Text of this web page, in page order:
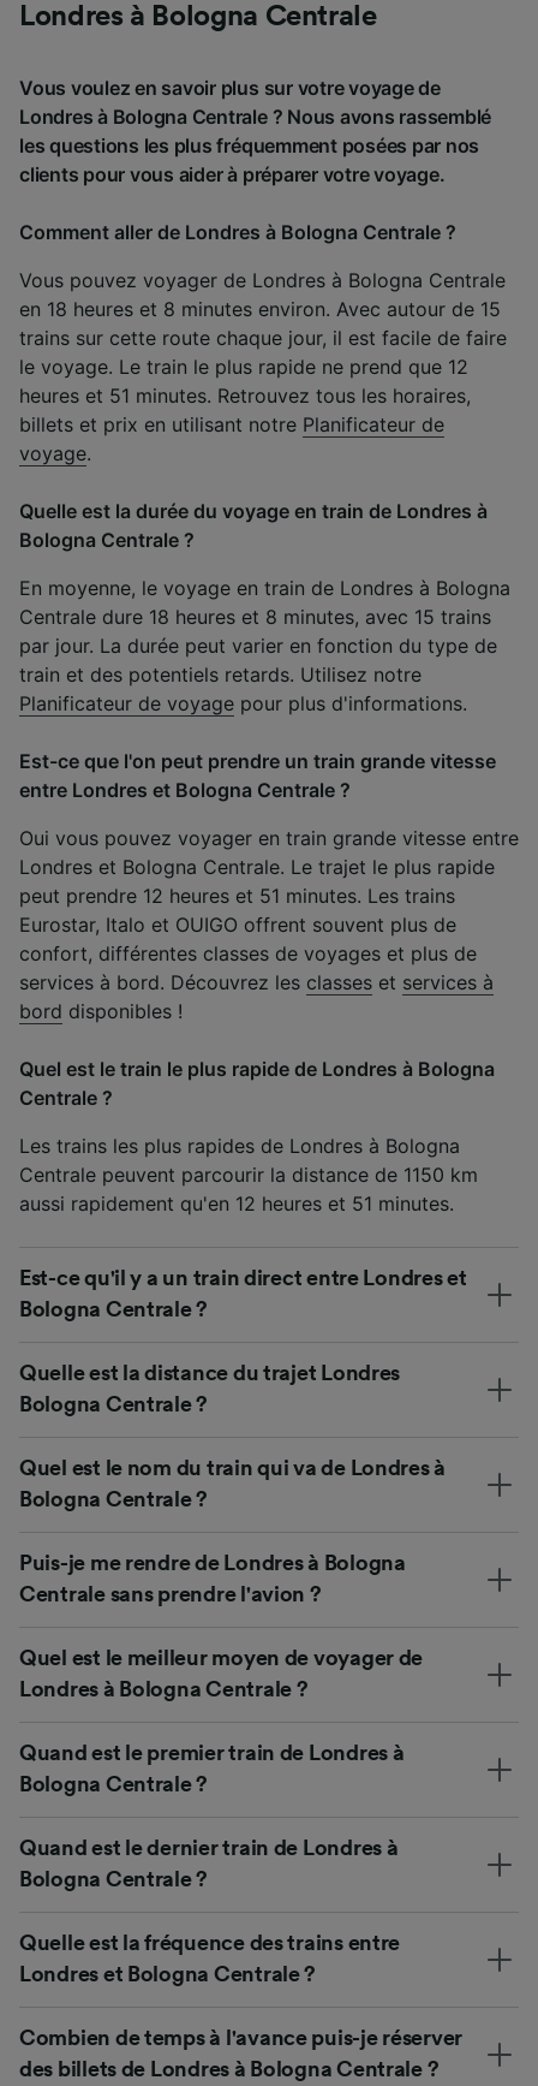
Londres à Bologna Centrale
Vous voulez en savoir plus sur votre voyage de
Londres à Bologna Centrale ? Nous avons rassemblé
les questions les plus fréquemment posées par nos
clients pour vous aider à préparer votre voyage.
Comment aller de Londres à Bologna Centrale ?
Vous pouvez voyager de Londres à Bologna Centrale
en 18 heures et 8 minutes environ. Avec autour de 15
trains sur cette route chaque jour, il est facile de faire
le voyage. Le train le plus rapide ne prend que 12
heures et 51 minutes. Retrouvez tous les horaires,
billets et prix en utilisant notre Planificateur de
voyage.
Quelle est la durée du voyage en train de Londres à
Bologna Centrale ?
En moyenne, le voyage en train de Londres à Bologna
Centrale dure 18 heures et 8 minutes, avec 15 trains
par jour. La durée peut varier en fonction du type de
train et des potentiels retards. Utilisez notre
Planificateur de voyage pour plus d'informations.
Est-ce que l'on peut prendre un train grande vitesse
entre Londres et Bologna Centrale ?
Oui vous pouvez voyager en train grande vitesse entre
Londres et Bologna Centrale. Le trajet le plus rapide
peut prendre 12 heures et 51 minutes. Les trains
Eurostar, Italo et OUIGO offrent souvent plus de
confort, différentes classes de voyages et plus de
services à bord. Découvrez les classes et services à
bord disponibles !
Quel est le train le plus rapide de Londres à Bologna
Centrale ?
Les trains les plus rapides de Londres à Bologna
Centrale peuvent parcourir la distance de 1150 km
aussi rapidement qu'en 12 heures et 51 minutes.
Est-ce qu'il y a un train direct entre Londres et
Bologna Centrale ?
Quelle est la distance du trajet Londres
Bologna Centrale ?
Quel est le nom du train qui va de Londres à
Bologna Centrale ?
Puis-je me rendre de Londres à Bologna
Centrale sans prendre l'avion ?
Quel est le meilleur moyen de voyager de
Londres à Bologna Centrale ?
Quand est le premier train de Londres à
Bologna Centrale ?
Quand est le dernier train de Londres à
Bologna Centrale ?
Quelle est la fréquence des trains entre
Londres et Bologna Centrale ?
Combien de temps à l'avance puis-je réserver
des billets de Londres à Bologna Centrale ?